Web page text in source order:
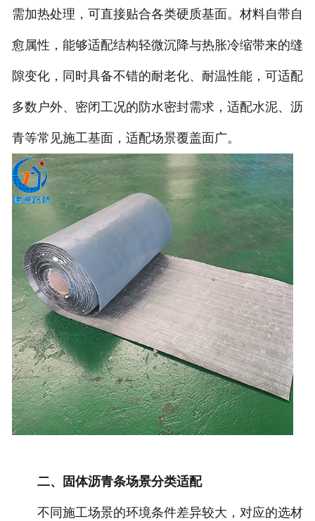
需加热处理，可直接贴合各类硬质基面。材料自带自
愈属性，能够适配结构轻微沉降与热胀冷缩带来的缝
隙变化，同时具备不错的耐老化、耐温性能，可适配
多数户外、密闭工况的防水密封需求，适配水泥、沥
青等常见施工基面，适配场景覆盖面广。
二、固体沥青条场景分类适配
不同施工场景的环境条件差异较大，对应的选材